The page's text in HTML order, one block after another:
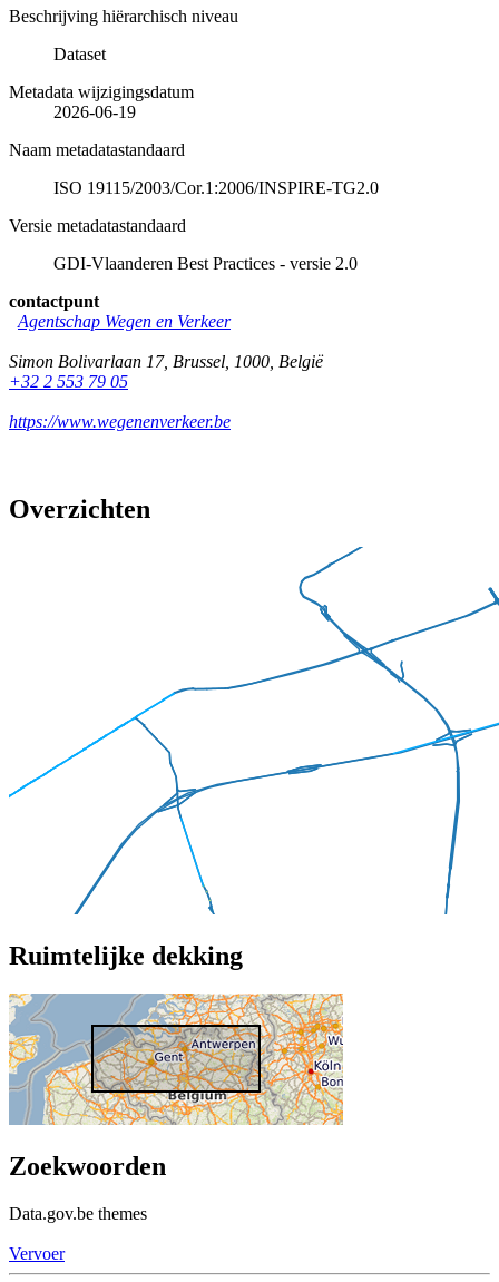
Beschrijving hiërarchisch niveau
Dataset
Metadata wijzigingsdatum
2026-06-19
Naam metadatastandaard
ISO 19115/2003/Cor.1:2006/INSPIRE-TG2.0
Versie metadatastandaard
GDI-Vlaanderen Best Practices - versie 2.0
contactpunt
Agentschap Wegen en Verkeer
Simon Bolivarlaan 17, Brussel 1000 België
+32 2 553 79 05
https://www.wegenenverkeer.be
Overzichten
Ruimtelijke dekking
Zoekwoorden
Data.gov.be themes
Vervoer